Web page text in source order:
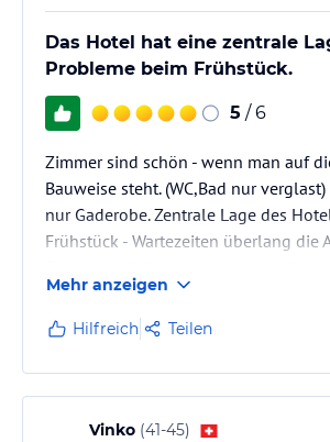
Das Hotel hat eine zentrale
Probleme beim Frühstück.
5 / 6
Zimmer sind schön - wenn man auf
Bauweise steht. (WC,Bad nur
nur Gaderobe. Zentrale Lage des
Frühstück - Wartezeiten überlang die
überfordert, Portionsgröße für zwei
Blatt Lachs, drei Blatt Schinken am
negativ überrascht. Ebenso die
reicht für eine 1 1/3 Tassen Tee.
uns über die Flasche Champagner
meiner Frau dafür…
Mehr anzeigen
Hilfreich Teilen
Vinko (41-45)